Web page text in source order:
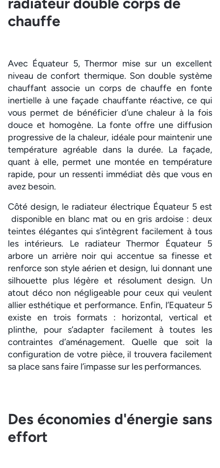
chauffe
Avec Équateur 5, Thermor mise sur un excellent
niveau de confort thermique. Son double système
chauffant associe un corps de chauffe en fonte
inertielle à une façade chauffante réactive, ce qui
vous permet de bénéficier d’une chaleur à la fois
douce et homogène. La fonte offre une diffusion
progressive de la chaleur, idéale pour maintenir une
température agréable dans la durée. La façade,
quant à elle, permet une montée en température
rapide, pour un ressenti immédiat dès que vous en
avez besoin.
Côté design, le radiateur électrique Équateur 5 est
disponible en blanc mat ou en gris ardoise : deux
teintes élégantes qui s’intègrent facilement à tous
les intérieurs. Le radiateur Thermor Équateur 5
arbore un arrière noir qui accentue sa finesse et
renforce son style aérien et design, lui donnant une
silhouette plus légère et résolument design. Un
atout déco non négligeable pour ceux qui veulent
allier esthétique et performance. Enfin, l’Equateur 5
existe en trois formats : horizontal, vertical et
plinthe, pour s’adapter facilement à toutes les
contraintes d’aménagement. Quelle que soit la
configuration de votre pièce, il trouvera facilement
sa place sans faire l’impasse sur les performances.
Des économies d'énergie sans
effort